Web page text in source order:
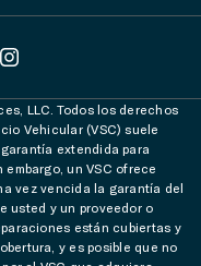
LLC. Todos los derechos
Vehicular (VSC) suele
extendida para
un VSC ofrece
vez vencida la garantía del
usted y un proveedor o
están cubiertas y
y es posible que no